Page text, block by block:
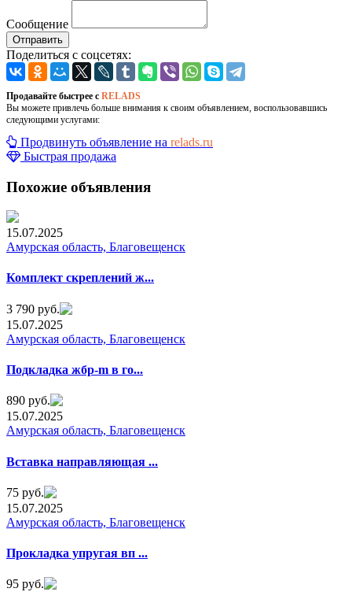
Сообщение
Отправить
Поделиться с соцсетях:
Продавайте быстрее с RELADS
Вы можете привлечь больше внимания к своим объявлением, воспользовавшись
следующими услугами:
Продвинуть объявление на relads.ru
Быстрая продажа
Похожие объявления
15.07.2025
Амурская область, Благовещенск
Комплeкт cкреплений ж...
3 790 руб.
15.07.2025
Амурская область, Благовещенск
Подкладкa жбр-m в гo...
890 руб.
15.07.2025
Амурская область, Благовещенск
Встaвка направляющая ...
75 руб.
15.07.2025
Амурская область, Благовещенск
Прокладкa упрyгая вп ...
95 руб.